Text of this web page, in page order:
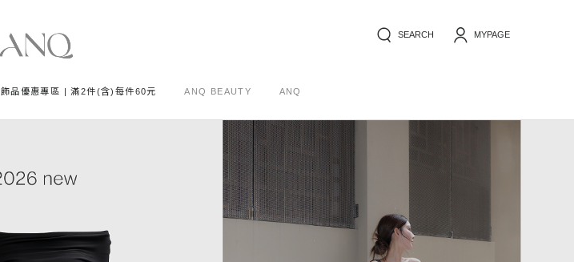
SEARCH MYPAGE
飾品優惠專區 | 滿2件(含)每件60元 ANQ BEAUTY ANQ